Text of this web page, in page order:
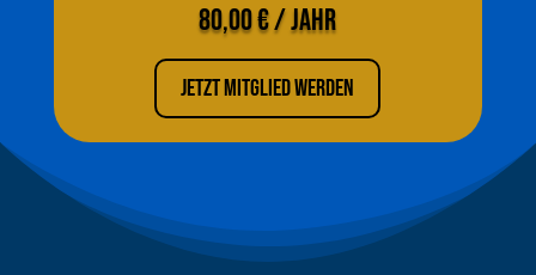
80,00 € / Jahr
Jetzt Mitglied werden